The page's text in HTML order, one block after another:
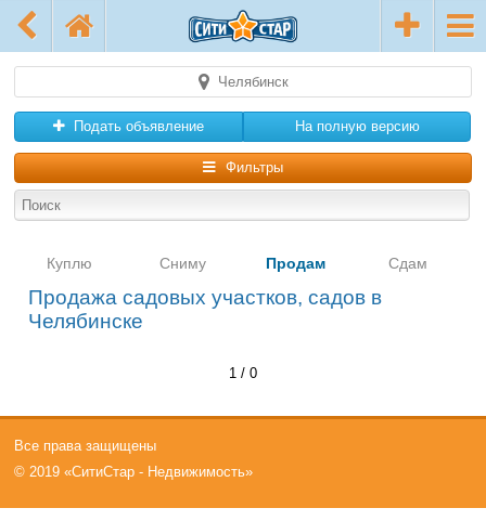
Челябинск
Подать объявление На полную версию
Фильтры
Куплю Сниму Продам Сдам
Продажа садовых участков, садов в
Челябинске
1 / 0
Все права защищены
© 2019 «СитиСтар - Недвижимость»